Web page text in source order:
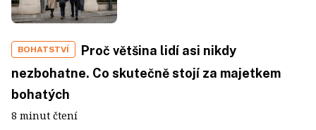
BOHATSTVÍ
Proč většina lidí asi nikdy
nezbohatne. Co skutečně stojí za majetkem
bohatých
8 minut čtení